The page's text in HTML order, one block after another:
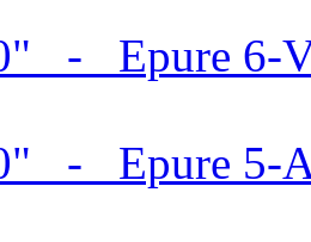
- Epure 6-
- Epure 5-